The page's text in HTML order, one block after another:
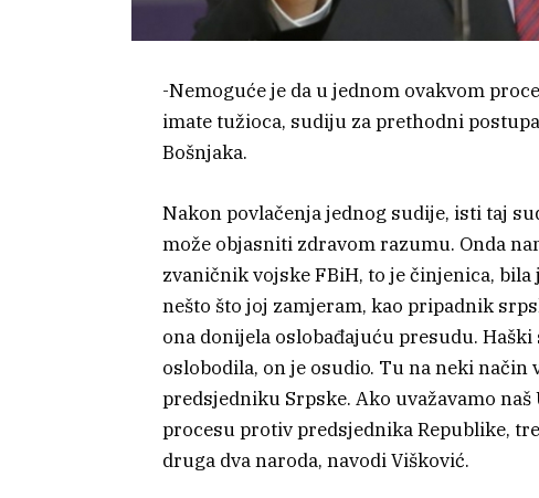
-Nemoguće je da u jednom ovakvom
imate tužioca, sudiju za prethodni
Bošnjaka.
Nakon povlačenja jednog sudije, isti taj
može objasniti zdravom razumu. Onda
zvaničnik vojske FBiH, to je činjenica,
nešto što joj zamjeram, kao pripadnik
ona donijela oslobađajuću presudu.
oslobodila, on je osudio. Tu na neki način
predsjedniku Srpske. Ako uvažavamo
procesu protiv predsjednika Republike,
druga dva naroda, navodi Višković.